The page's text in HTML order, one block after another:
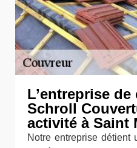
L’entreprise
Schroll
activité à Saint
Notre entreprise détient